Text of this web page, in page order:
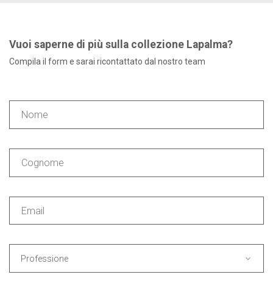
Vuoi saperne di più sulla collezione Lapalma?
Compila il form e sarai ricontattato dal nostro team
Professione